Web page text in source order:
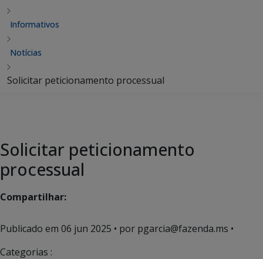
Informativos
Notícias
Solicitar peticionamento processual
Solicitar peticionamento
processual
Compartilhar:
Publicado em 06 jun 2025 • por pgarcia@fazenda.ms •
Categorias :